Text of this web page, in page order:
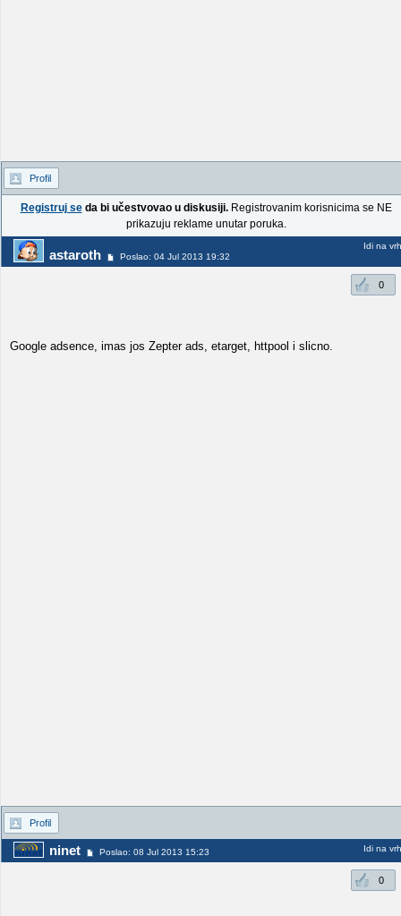
Profil
Registruj seda bi učestvovao u diskusiji.Registrovanim korisnicima se NE
prikazuju reklame unutar poruka.
astaroth Poslao: 04 Jul 2013 19:32
Idi na vrh
0
Google adsence, imas jos Zepter ads, etarget, httpool i slicno.
Profil
ninet Poslao: 08 Jul 2013 15:23 Idi na vrh
0